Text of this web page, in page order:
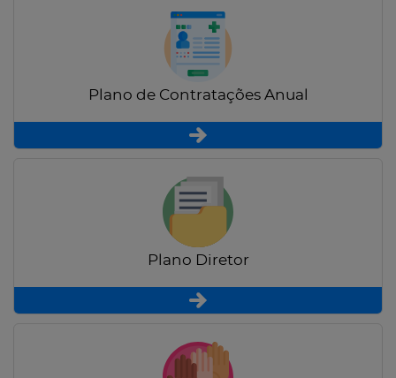
Plano de Contratações Anual
Plano Diretor